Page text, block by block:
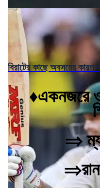
বিরাটের কাছে অবসরের কারণ
♦একনজরে
⇒